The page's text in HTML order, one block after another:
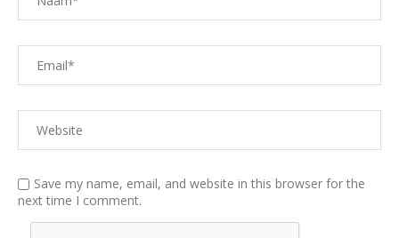
Save my name, email, and website in this browser for the
next time I comment.